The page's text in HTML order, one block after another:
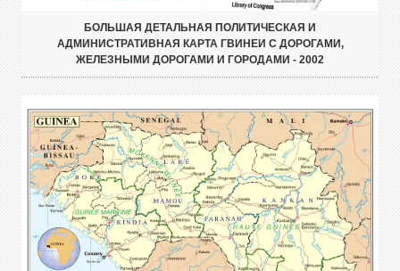
БОЛЬШАЯ ДЕТАЛЬНАЯ ПОЛИТИЧЕСКАЯ И
АДМИНИСТРАТИВНАЯ КАРТА ГВИНЕИ С ДОРОГАМИ,
ЖЕЛЕЗНЫМИ ДОРОГАМИ И ГОРОДАМИ - 2002